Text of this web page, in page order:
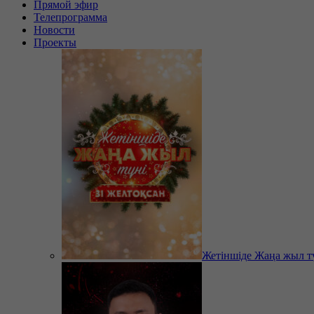
Прямой эфир
Телепрограмма
Новости
Проекты
Жетіншіде Жаңа жыл